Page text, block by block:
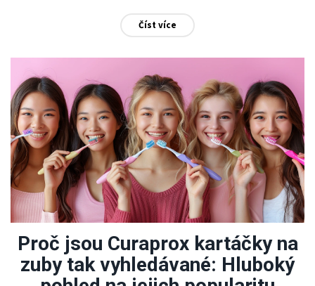
museli investovat do nákladného bělení.
Číst více
Proč jsou Curaprox kartáčky na
zuby tak vyhledávané: Hluboký